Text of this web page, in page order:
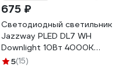
675 ₽
Светодиодный светильник
Jazzway PLED DL7 WH
Downlight 10Вт 4000К
120х26мм IP54 ДВО встраив.
5(15)